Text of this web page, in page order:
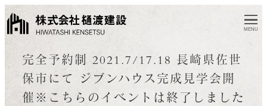
MENU
完全予約制 2021.7/17.18 長崎県佐世
保市にて ジブンハウス完成見学会開
催※こちらのイベントは終了しました